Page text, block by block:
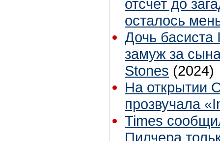
отсчет до
осталось
Дочь
замуж за
Stones (2024)
На открытии
прозвучала
Times
Пилчера